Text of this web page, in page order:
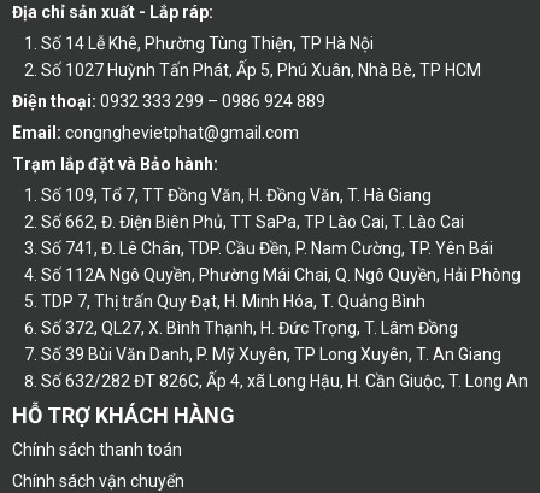
Địa chỉ sản xuất - Lắp ráp:
Số 14 Lễ Khê, Phường Tùng Thiện, TP Hà Nội
Số 1027 Huỳnh Tấn Phát, Ấp 5, Phú Xuân, Nhà Bè, TP HCM
Điện thoại: 0932 333 299 – 0986 924 889
Email: congnghevietphat@gmail.com
Trạm lắp đặt và Bảo hành:
Số 109, Tổ 7, TT Đồng Văn, H. Đồng Văn, T. Hà Giang
Số 662, Đ. Điện Biên Phủ, TT SaPa, TP Lào Cai, T. Lào Cai
Số 741, Đ. Lê Chân, TDP. Cầu Đền, P. Nam Cường, TP. Yên Bái
Số 112A Ngô Quyền, Phường Mái Chai, Q. Ngô Quyền, Hải Phòng
TDP 7, Thị trấn Quy Đạt, H. Minh Hóa, T. Quảng Bình
Số 372, QL27, X. Bình Thạnh, H. Đức Trọng, T. Lâm Đồng
Số 39 Bùi Văn Danh, P. Mỹ Xuyên, TP Long Xuyên, T. An Giang
Số 632/282 ĐT 826C, Ấp 4, xã Long Hậu, H. Cần Giuộc, T. Long An
HỖ TRỢ KHÁCH HÀNG
Chính sách thanh toán
Chính sách vận chuyển